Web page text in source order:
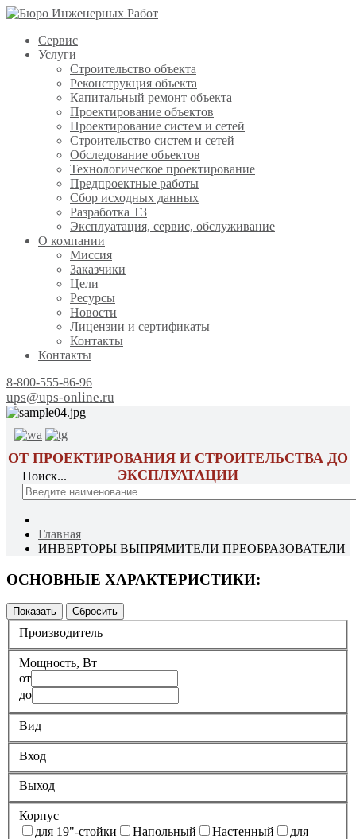
Сервис
Услуги
Строительство объекта
Реконструкция объекта
Капитальный ремонт объекта
Проектирование объектов
Проектирование систем и сетей
Строительство систем и сетей
Обследование объектов
Технологическое проектирование
Предпроектные работы
Сбор исходных данных
Разработка ТЗ
Эксплуатация, сервис, обслуживание
О компании
Миссия
Заказчики
Цели
Ресурсы
Новости
Лицензии и сертификаты
Контакты
Контакты
8-800-555-86-96
ups@ups-online.ru
ОТ ПРОЕКТИРОВАНИЯ И СТРОИТЕЛЬСТВА ДО
ЭКСПЛУАТАЦИИ
Поиск...
Главная
ИНВЕРТОРЫ ВЫПРЯМИТЕЛИ ПРЕОБРАЗОВАТЕЛИ
ОСНОВНЫЕ ХАРАКТЕРИСТИКИ:
Производитель
Мощность, Вт
от
до
Вид
Вход
Выход
Корпус
для 19"-стойки
Напольный Настенный
для